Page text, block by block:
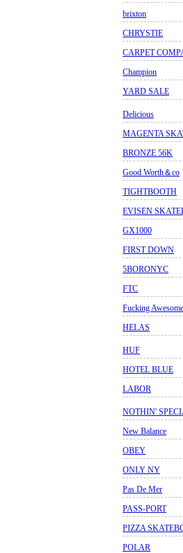
brixton
CHRYSTIE
CARPET
Champion
YARD SALE
Delicious
MAGENTA
BRONZE 56K
Good Worth＆co
TIGHTBOOTH
EVISEN
GX1000
FIRST DOWN
5BORONYC
FTC
Fucking Awesome
HELAS
HUF
HOTEL BLUE
LABOR
NOTHIN'
New Balance
OBEY
ONLY NY
Pas De Mer
PASS-PORT
PIZZA
POLAR